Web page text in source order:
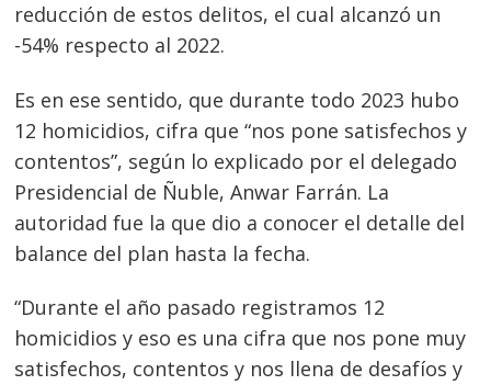
reducción de estos delitos, el cual alcanzó un
-54% respecto al 2022.
Es en ese sentido, que durante todo 2023 hubo
12 homicidios, cifra que “nos pone satisfechos y
contentos”, según lo explicado por el delegado
Presidencial de Ñuble, Anwar Farrán. La
autoridad fue la que dio a conocer el detalle del
balance del plan hasta la fecha.
“Durante el año pasado registramos 12
homicidios y eso es una cifra que nos pone muy
satisfechos, contentos y nos llena de desafíos y